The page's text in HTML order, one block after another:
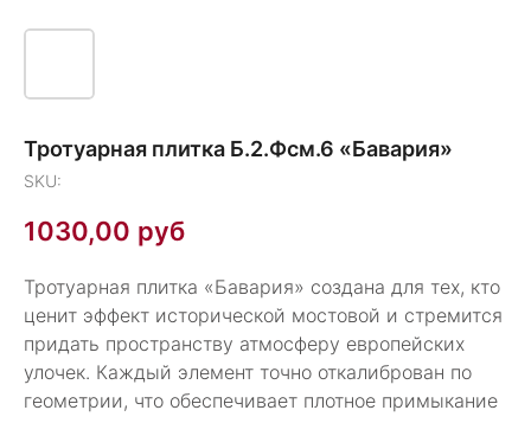
Тротуарная плитка Б.2.Фсм.6 «Бавария»
SKU:
1030,00 руб
Тротуарная плитка «Бавария» создана для тех, кто
ценит эффект исторической мостовой и стремится
придать пространству атмосферу европейских
улочек. Каждый элемент точно откалиброван по
геометрии, что обеспечивает плотное примыкание